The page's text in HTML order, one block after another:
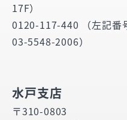
17F）
0120-117-440 （左記番
03-5548-2006）
水戸支店
〒310-0803